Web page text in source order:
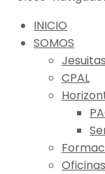
INICIO
SOMOS
Jesuitas
CPAL